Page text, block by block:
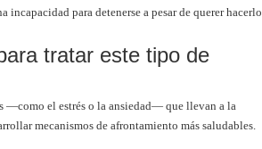
para detenerse a pesar de querer hacerlo.
tratar este tipo de
—como el estrés o la ansiedad— que llevan a la
mecanismos de afrontamiento más saludables.